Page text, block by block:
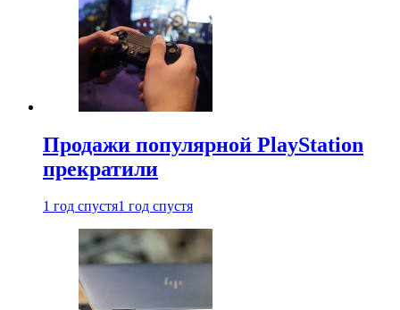
Продажи популярной PlayStation
прекратили
1 год спустя1 год спустя